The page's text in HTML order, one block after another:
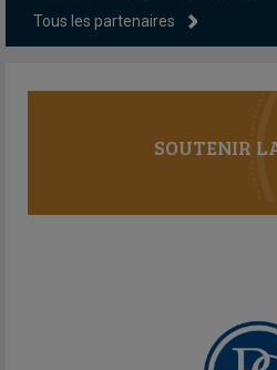
Tous les partenaires
SOUTENIR